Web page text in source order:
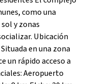
como una
y zonas
Ubicación
en una zona
un rápido acceso a
Aeropuerto